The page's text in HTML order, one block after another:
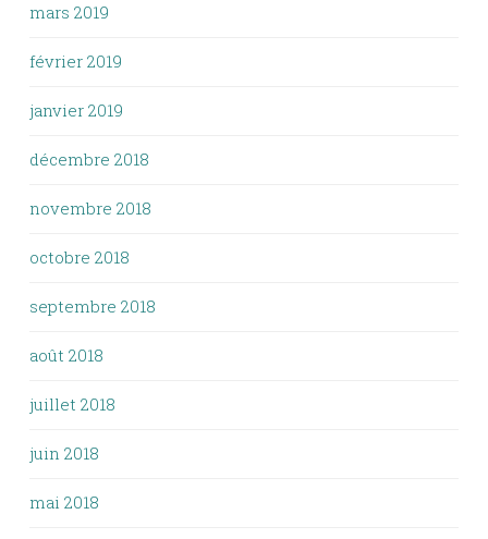
mars 2019
février 2019
janvier 2019
décembre 2018
novembre 2018
octobre 2018
septembre 2018
août 2018
juillet 2018
juin 2018
mai 2018